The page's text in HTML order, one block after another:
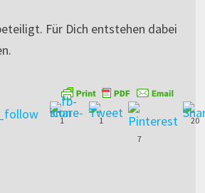
Für Dich entstehen dabei
1
1
7
20